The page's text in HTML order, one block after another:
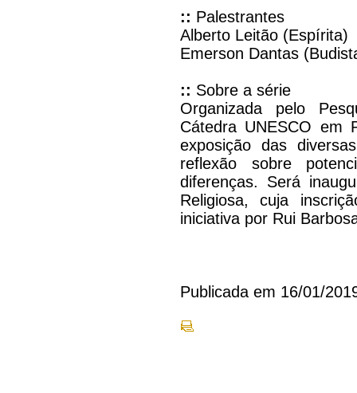
:: Palestrantes
Alberto Leitão (Espírita)
Emerson Dantas
:: Sobre a série
Organizada pelo
Cátedra UNESCO em
exposição das
reflexão sobre
diferenças. Será
Religiosa, cuja
iniciativa por Rui
Publicada em 16/01/